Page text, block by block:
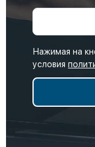
Нажимая на
условия